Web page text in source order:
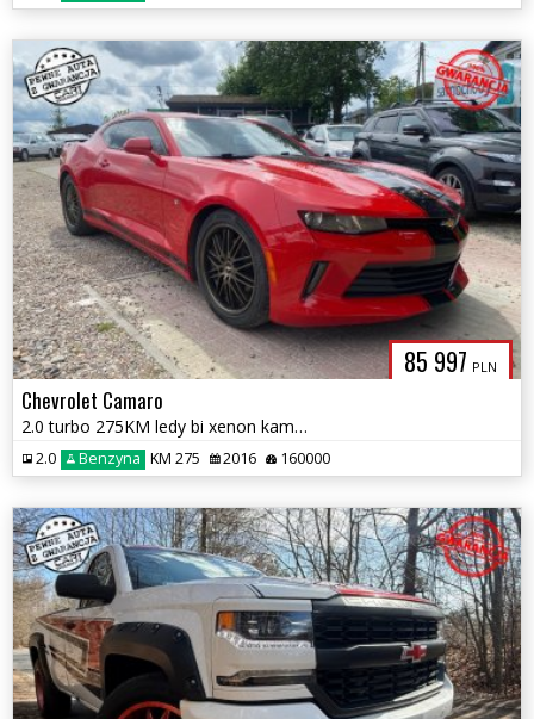
85 997 PLN
Chevrolet Camaro
2.0 turbo 275KM ledy bi xenon kamera super stan zamiana 1.r.gwarancj
2.0 Benzyna KM 275 2016 160000